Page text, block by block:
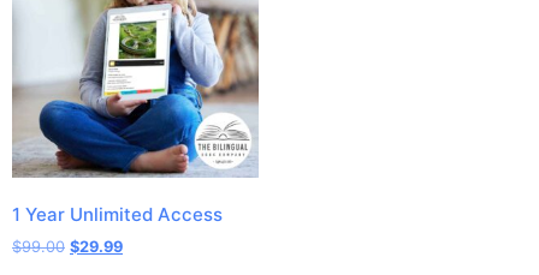
1 Year Unlimited Access
$99.00 $29.99